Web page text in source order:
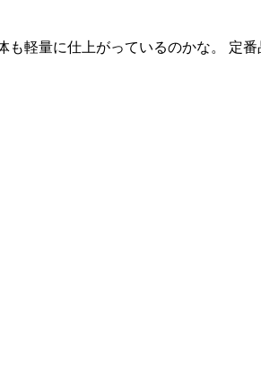
軽量に仕上がっているのかな。 定番